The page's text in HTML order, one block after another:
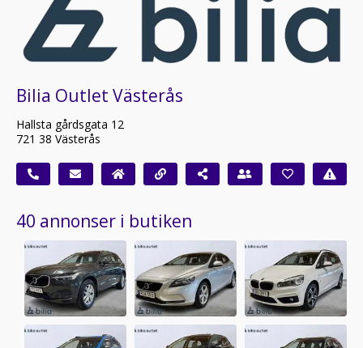
Bilia Outlet Västerås
Hallsta gårdsgata 12
721 38 Västerås
40 annonser i butiken